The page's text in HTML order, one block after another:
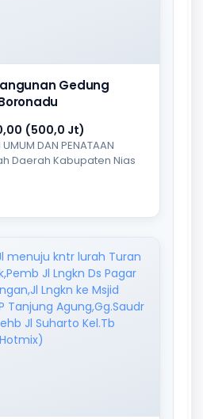
Gedung
(500,0 Jt)
DAN PENATAAN
Daerah Kabupaten Nias